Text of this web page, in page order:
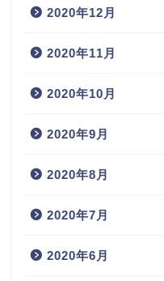
2020年12月
2020年11月
2020年10月
2020年9月
2020年8月
2020年7月
2020年6月